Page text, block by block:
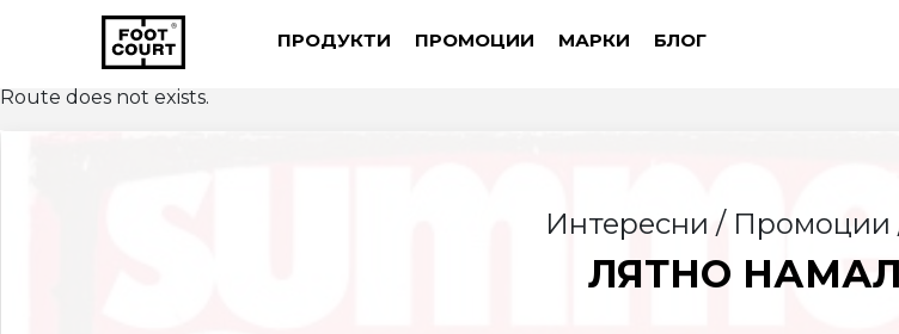
ПРОДУКТИ ПРОМОЦИИ МАРКИ БЛОГ
Route does not exists.
Интересни / Промоции
ЛЯТНО